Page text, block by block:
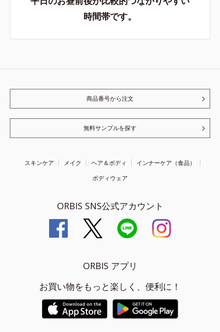
時間帯です。
商品番号から注文
無料サンプルを探す
スキンケア メイク ヘア＆ボディ
インナーケア（食品）
ボディウェア
ORBIS SNS公式アカウント
ORBIS アプリ
お買い物をもっと楽しく、便利に！